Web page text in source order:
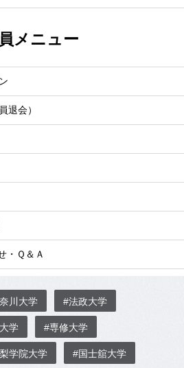
メニュー
退会）
・Ｑ＆Ａ
川大学 #法政大学
学 #専修大学
学院大学 #国士舘大学